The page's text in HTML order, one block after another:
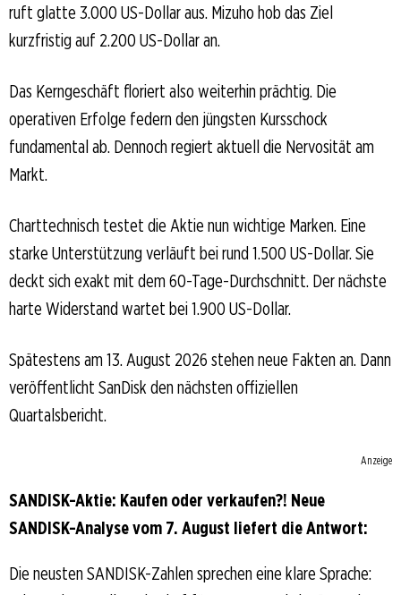
ruft glatte 3.000 US-Dollar aus. Mizuho hob das Ziel
kurzfristig auf 2.200 US-Dollar an.
Das Kerngeschäft floriert also weiterhin prächtig. Die
operativen Erfolge federn den jüngsten Kursschock
fundamental ab. Dennoch regiert aktuell die Nervosität am
Markt.
Charttechnisch testet die Aktie nun wichtige Marken. Eine
starke Unterstützung verläuft bei rund 1.500 US-Dollar. Sie
deckt sich exakt mit dem 60-Tage-Durchschnitt. Der nächste
harte Widerstand wartet bei 1.900 US-Dollar.
Spätestens am 13. August 2026 stehen neue Fakten an. Dann
veröffentlicht SanDisk den nächsten offiziellen
Quartalsbericht.
Anzeige
SANDISK-Aktie: Kaufen oder verkaufen?! Neue
SANDISK-Analyse vom 7. August liefert die Antwort:
Die neusten SANDISK-Zahlen sprechen eine klare Sprache: